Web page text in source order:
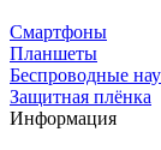
Смартфоны
Планшеты
Беспроводные
Защитная плёнка
Информация